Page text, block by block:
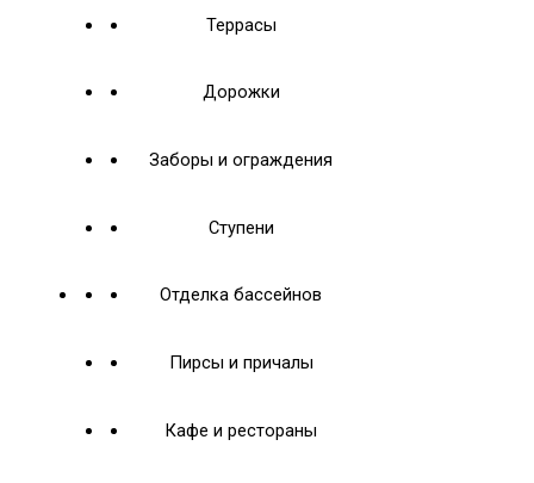
Террасы
Дорожки
Заборы и ограждения
Ступени
Отделка бассейнов
Пирсы и причалы
Кафе и рестораны